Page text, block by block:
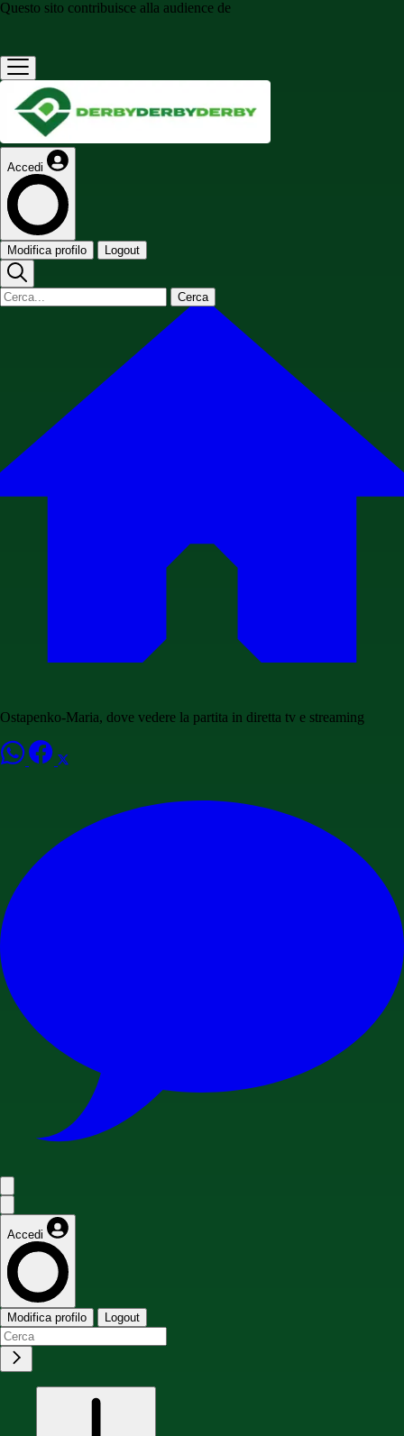
Questo sito contribuisce alla audience de
Accedi
Modifica profilo Logout
Cerca
Ostapenko-Maria, dove vedere la partita in diretta tv e streaming
Accedi
Modifica profilo Logout